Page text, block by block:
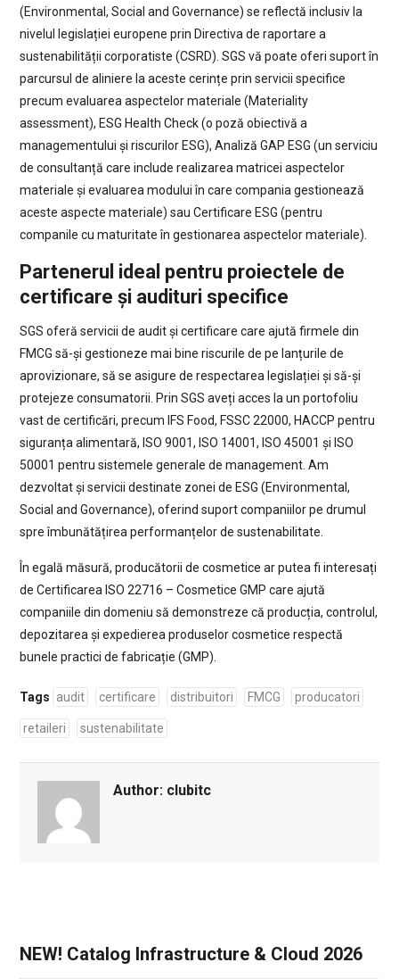
(Environmental, Social and Governance) se reflectă inclusiv la
nivelul legislației europene prin Directiva de raportare a
sustenabilității corporatiste (CSRD). SGS vă poate oferi suport în
parcursul de aliniere la aceste cerințe prin servicii specifice
precum evaluarea aspectelor materiale (Materiality
assessment), ESG Health Check (o poză obiectivă a
managementului și riscurilor ESG), Analiză GAP ESG (un serviciu
de consultanță care include realizarea matricei aspectelor
materiale și evaluarea modului în care compania gestionează
aceste aspecte materiale) sau Certificare ESG (pentru
companile cu maturitate în gestionarea aspectelor materiale).
Partenerul ideal pentru proiectele de
certificare și audituri specifice
SGS oferă servicii de audit și certificare care ajută firmele din
FMCG să-și gestioneze mai bine riscurile de pe lanțurile de
aprovizionare, să se asigure de respectarea legislației și să-și
protejeze consumatorii. Prin SGS aveți acces la un portofoliu
vast de certificări, precum IFS Food, FSSC 22000, HACCP pentru
siguranța alimentară, ISO 9001, ISO 14001, ISO 45001 și ISO
50001 pentru sistemele generale de management. Am
dezvoltat și servicii destinate zonei de ESG (Environmental,
Social and Governance), oferind suport companiilor pe drumul
spre îmbunătățirea performanțelor de sustenabilitate.
În egală măsură, producătorii de cosmetice ar putea fi interesați
de Certificarea ISO 22716 – Cosmetice GMP care ajută
companiile din domeniu să demonstreze că producția, controlul,
depozitarea și expedierea produselor cosmetice respectă
bunele practici de fabricație (GMP).
Tags audit certificare distribuitori FMCG producatori
retaileri sustenabilitate
Author: clubitc
NEW! Catalog Infrastructure & Cloud 2026